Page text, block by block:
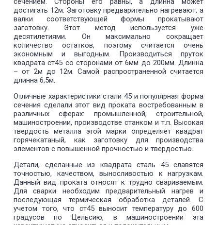
достигать 12м. Заготовку предварительно нагревают, а
валки соответствующей формы прокатывают
заготовку. Этот метод используется уже
десятилетиями. Он максимально сокращает
количество остатков, поэтому считается очень
экономным и выгодным. Производиться пруток
квадрата ст45 со сторонами от 6мм до 200мм. Длинна
– от 2м до 12м. Самой распространенной считается
длинна 6,5м.
Отличные характеристики стали 45 и популярная форма
сечения сделали этот вид проката востребованным в
различных сферах: промышленной, строительной,
машиностроении, производстве станком и т.п. Высокая
твердость металла этой марки определяет квадрат
горячекатаный, как заготовку для производства
элементов с повышенной прочностью и твердостью.
Детали, сделанные из квадрата сталь 45 славятся
точностью, качеством, выносливостью к нагрузкам.
Данный вид проката относят к трудно свариваемым.
Для сварки необходим предварительный нагрев и
последующая термическая обработка деталей. С
учетом того, что ст45 выносит температуру до 600
градусов по Цельсию, в машиностроении эта